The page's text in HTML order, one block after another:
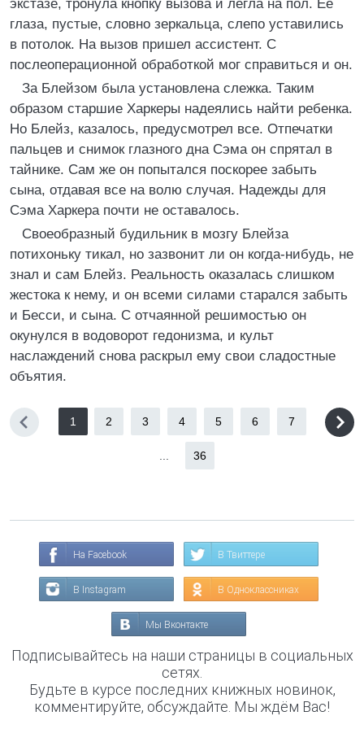
экстазе, тронула кнопку вызова и легла на пол. Ее
глаза, пустые, словно зеркальца, слепо уставились
в потолок. На вызов пришел ассистент. С
послеоперационной обработкой мог справиться и он.
За Блейзом была установлена слежка. Таким
образом старшие Харкеры надеялись найти ребенка.
Но Блейз, казалось, предусмотрел все. Отпечатки
пальцев и снимок глазного дна Сэма он спрятал в
тайнике. Сам же он попытался поскорее забыть
сына, отдавая все на волю случая. Надежды для
Сэма Харкера почти не оставалось.
Своеобразный будильник в мозгу Блейза
потихоньку тикал, но зазвонит ли он когда-нибудь, не
знал и сам Блейз. Реальность оказалась слишком
жестока к нему, и он всеми силами старался забыть
и Бесси, и сына. С отчаянной решимостью он
окунулся в водоворот гедонизма, и культ
наслаждений снова раскрыл ему свои сладостные
объятия.
1 2 3 4 5 6 7
36
На Facebook В Твиттере
В Instagram В Одноклассниках
Мы Вконтакте
Подписывайтесь на наши страницы в социальных
сетях.
Будьте в курсе последних книжных новинок,
комментируйте, обсуждайте. Мы ждём Вас!